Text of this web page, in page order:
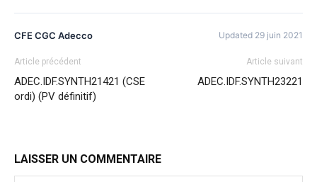
CFE CGC Adecco Updated 29 juin 2021
Article précédent
ADEC.IDF.SYNTH21421 (CSE
ordi) (PV définitif)
Article suivant
ADEC.IDF.SYNTH23221
LAISSER UN COMMENTAIRE